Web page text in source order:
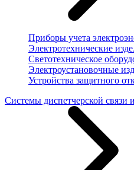
Приборы учета
Электротехнические
Светотехническое
Электроустановочные
Устройства защитного
Системы диспетчерской связи